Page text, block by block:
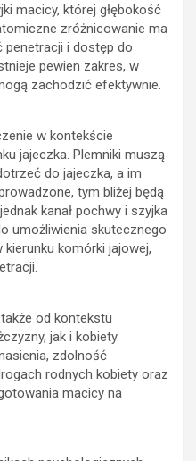
macicy, której głębokość
zróżnicowanie ma
penetracji i dostęp do
pewien zakres, w
zachodzić efektywnie.
w kontekście
jajeczka. Plemniki muszą
do jajeczka, a im
tym bliżej będą
kanał pochwy i szyjka
umożliwienia skutecznego
komórki jajowej,
od kontekstu
jak i kobiety.
zdolność
rodnych kobiety oraz
macicy na